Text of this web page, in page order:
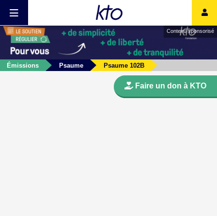
Contenu sponsorisé
Émissions Psaume Psaume 102B
Faire un don à KTO